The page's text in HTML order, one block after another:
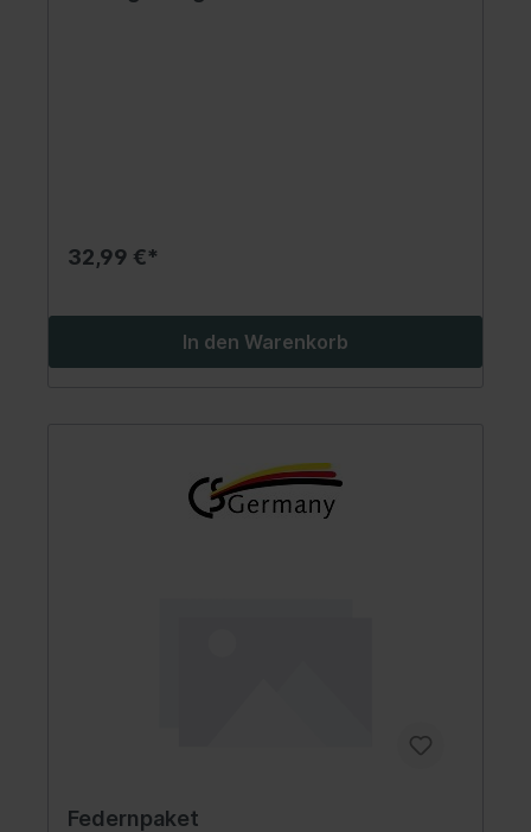
32,99 €*
In den Warenkorb
Federnpaket